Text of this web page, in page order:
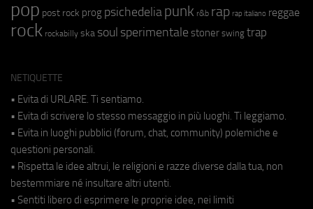
pop post rock prog psichedeliapunk r&b rap rap italiano reggae
rock rockabilly ska soul sperimentale stoner swing trap
NETIQUETTE
• Evita di URLARE. Ti sentiamo.
• Evita di scrivere lo stesso messaggio in più luoghi. Ti leggiamo.
• Evita in luoghi pubblici (forum, chat, community) polemiche e
questioni personali.
• Rispetta le idee altrui, le religioni e razze diverse dalla tua, non
bestemmiare né insultare altri utenti.
• Sentiti libero di esprimere le proprie idee, nei limiti